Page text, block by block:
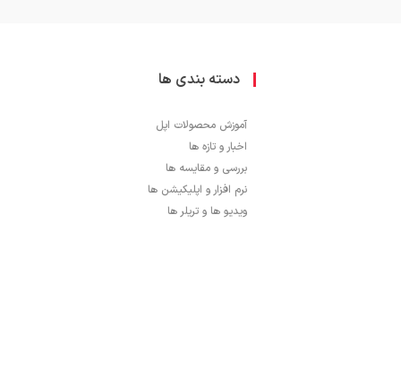
دسته بندی ها
آموزش محصولات اپل
اخبار و تازه ها
بررسی و مقایسه ها
نرم افزار و اپلیکیشن ها
ویدیو ها و تریلر ها